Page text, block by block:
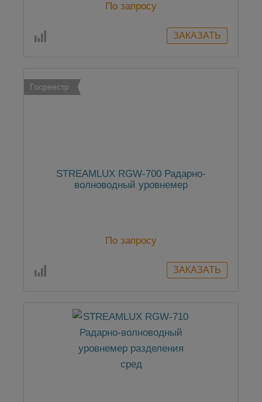
По запросу
Госреестр
STREAMLUX RGW-700 Радарно-
волноводный уровнемер
По запросу